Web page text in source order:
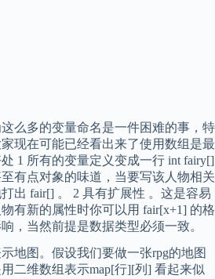
么多的变量命名是一件困难的事，特
现在可能已经看出来了使用数组是最
1 所有的变量定义变成一行 int fairy[]
有点对象的味道，当要写该人物相关
出 fair[] 。 2 具有扩展性 。这是容易
有新的属性时你可以用 fair[x+1] 的格
，当然前提是数据类型必须一致。
地图。假设我们要做一张rpg的地图
二维数组表示map[行][列] 看起来似